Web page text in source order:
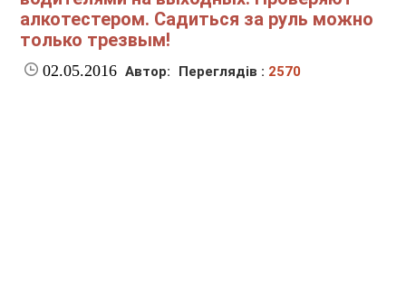
алкотестером. Садиться за руль можно
только трезвым!
02.05.2016 Автор: Переглядів : 2570